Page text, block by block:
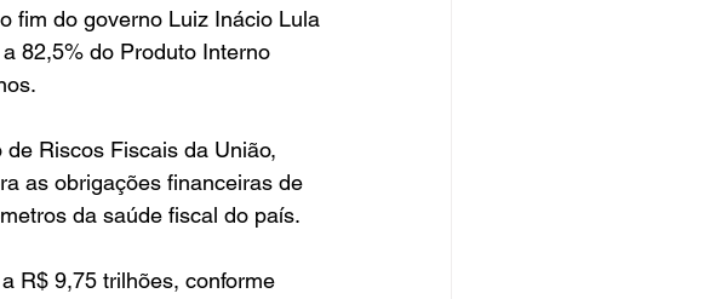
fim do governo Luiz Inácio Lula
82,5% do Produto Interno
Riscos Fiscais da União,
as obrigações financeiras de
da saúde fiscal do país.
R$ 9,75 trilhões, conforme